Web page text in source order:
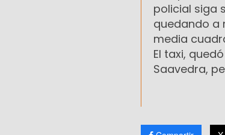
policial siga
quedando a
media
El taxi,
Saavedra,